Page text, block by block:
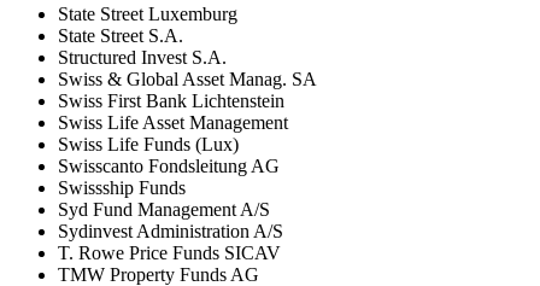
State Street Luxemburg
State Street S.A.
Structured Invest S.A.
Swiss & Global Asset Manag. SA
Swiss First Bank Lichtenstein
Swiss Life Asset Management
Swiss Life Funds (Lux)
Swisscanto Fondsleitung AG
Swissship Funds
Syd Fund Management A/S
Sydinvest Administration A/S
T. Rowe Price Funds SICAV
TMW Property Funds AG